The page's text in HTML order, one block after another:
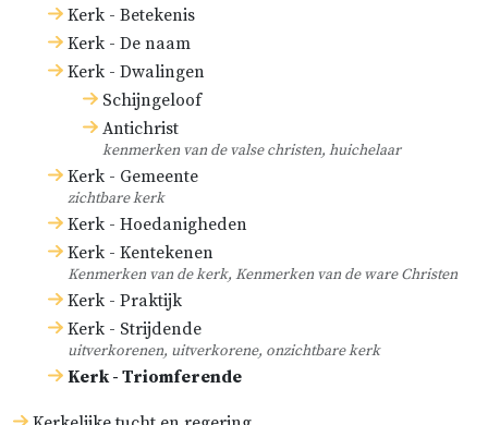
Kerk - Betekenis
Kerk - De naam
Kerk - Dwalingen
Schijngeloof
Antichrist
kenmerken van de valse christen, huichelaar
Kerk - Gemeente
zichtbare kerk
Kerk - Hoedanigheden
Kerk - Kentekenen
Kenmerken van de kerk, Kenmerken van de ware Christen
Kerk - Praktijk
Kerk - Strijdende
uitverkorenen, uitverkorene, onzichtbare kerk
Kerk - Triomferende